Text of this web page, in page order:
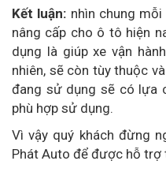
Kết luận: nhìn chung
nâng cấp cho ô tô hiện
dụng là giúp xe vận
nhiên, sẽ còn tùy thuộc
đang sử dụng sẽ có lựa
phù hợp sử dụng.
Vì vậy quý khách đừng
Phát Auto để được hỗ trợ